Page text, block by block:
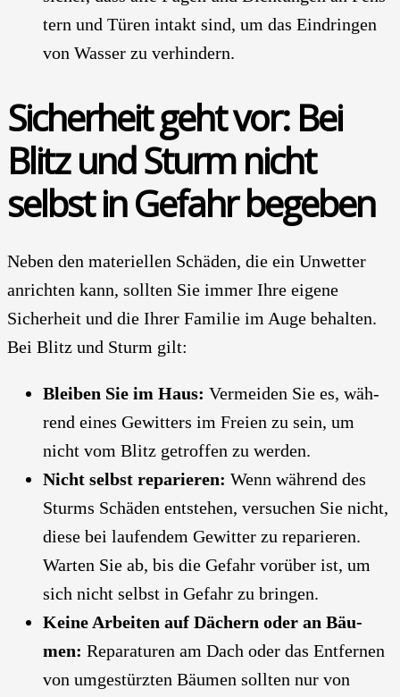
tern und Türen intakt sind, um das Ein­drin­gen
von Was­ser zu ver­hin­dern.
Sicher­heit geht vor: Bei
Blitz und Sturm nicht
selbst in Gefahr bege­ben
Neben den mate­ri­el­len Schä­den, die ein Unwet­ter
anrich­ten kann, soll­ten Sie immer Ihre eige­ne
Sicher­heit und die Ihrer Fami­lie im Auge behal­ten.
Bei Blitz und Sturm gilt:
Blei­ben Sie im Haus: Ver­mei­den Sie es, wäh­
rend eines Gewit­ters im Frei­en zu sein, um
nicht vom Blitz getrof­fen zu wer­den.
Nicht selbst repa­rie­ren: Wenn wäh­rend des
Sturms Schä­den ent­ste­hen, ver­su­chen Sie nicht,
die­se bei lau­fen­dem Gewit­ter zu repa­rie­ren.
War­ten Sie ab, bis die Gefahr vor­über ist, um
sich nicht selbst in Gefahr zu brin­gen.
Kei­ne Arbei­ten auf Dächern oder an Bäu­
men: Repa­ra­tu­ren am Dach oder das Ent­fer­nen
von umge­stürz­ten Bäu­men soll­ten nur von